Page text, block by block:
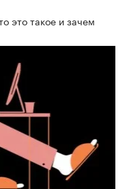
это такое и зачем